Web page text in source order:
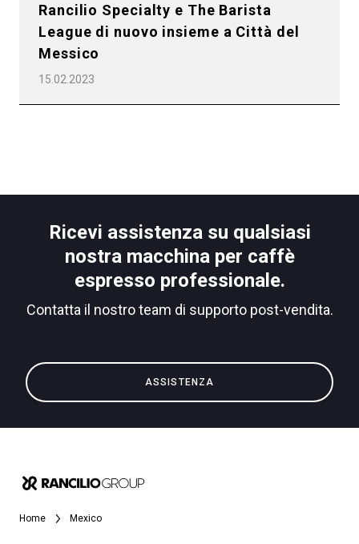
Rancilio Specialty e The Barista
League di nuovo insieme a Città del
Messico
15.02.2023
Ricevi assistenza su qualsiasi
nostra macchina per caffè
espresso professionale.
Contatta il nostro team di supporto post-vendita.
ASSISTENZA
Home Mexico
News
Download
Altro